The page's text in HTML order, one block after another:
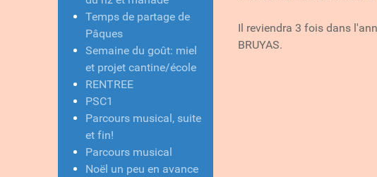
Temps de partage de
Pâques
Semaine du goût: miel
et projet cantine/école
RENTREE
PSC1
Parcours musical, suite
et fin!
Parcours musical
Noël un peu en avance
Il reviendra 3 fois dans
BRUYAS.